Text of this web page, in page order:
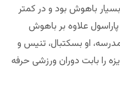
باهوش بود و در کمتر
می‌کرد. پاراسول علاوه بر باهوش
او بسکتبال، تنیس و
را بابت دوران ورزشی حرفه